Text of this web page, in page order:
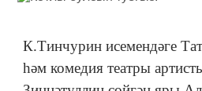
К.Тинчурин исемендәге
һәм комедия театры